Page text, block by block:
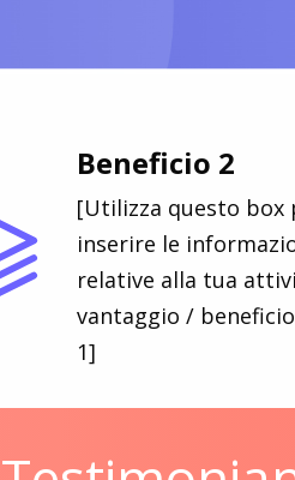
Beneficio 2
[Utilizza questo box
inserire le
relative alla tua
vantaggio /
1]